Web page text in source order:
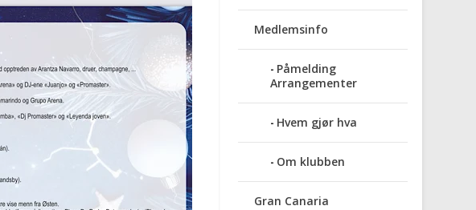
Medlemsinfo
Påmelding
Arrangementer
Hvem gjør hva
Om klubben
Gran Canaria